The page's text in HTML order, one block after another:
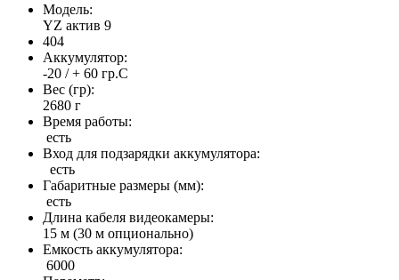
Модель:
YZ актив 9
404
Аккумулятор:
-20 / + 60 гр.С
Вес (гр):
2680 г
Время работы:
есть
Вход для подзарядки аккумулятора:
есть
Габаритные размеры (мм):
есть
Длина кабеля видеокамеры:
15 м (30 м опционально)
Емкость аккумулятора:
6000